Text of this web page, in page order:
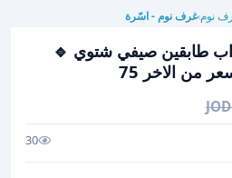
نوم›غرف نوم - اسّرة
لاتيه ١٨ملم ٦ بواب طابقين صيفي شتوي 🔹
من الاخر 75
30